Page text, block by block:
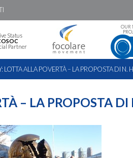
Status
Partner
OUR
LOTTA ALLA POVERTÀ – LA PROPOSTA DI N.
– LA PROPOSTA DI